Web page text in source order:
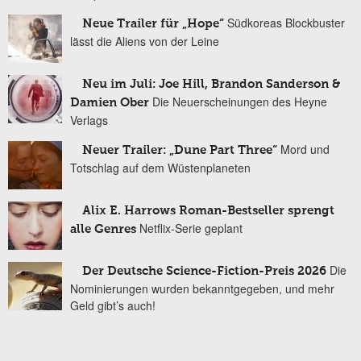
Neue Trailer für „Hope“ Südkoreas Blockbuster
lässt die Aliens von der Leine
Neu im Juli: Joe Hill, Brandon Sanderson &
Damien Ober Die Neuerscheinungen des Heyne
Verlags
Neuer Trailer: „Dune Part Three“ Mord und
Totschlag auf dem Wüstenplaneten
Alix E. Harrows Roman-Bestseller sprengt
alle Genres Netflix-Serie geplant
Der Deutsche Science-Fiction-Preis 2026 Die
Nominierungen wurden bekanntgegeben, und mehr
Geld gibt’s auch!